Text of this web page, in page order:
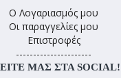
Ο Λογαριασμός μου
Οι παραγγελίες μου
Επιστροφές
----------------------
ΜΑΣ ΣΤΑ SOCIAL!